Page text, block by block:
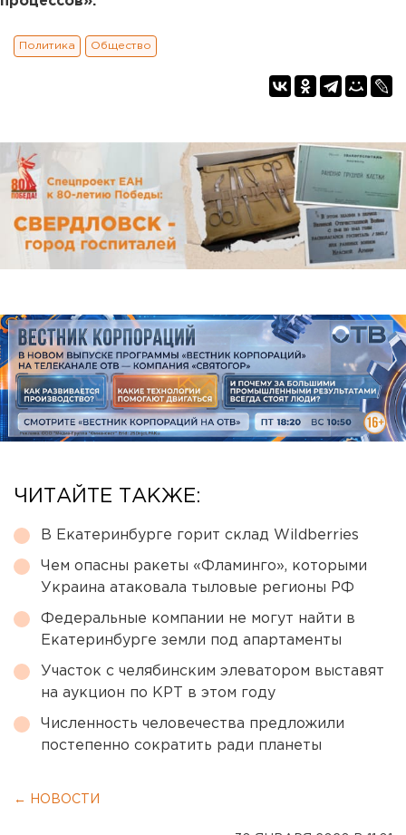
Политика Общество
ЧИТАЙТЕ ТАКЖЕ:
В Екатеринбурге горит склад Wildberries
Чем опасны ракеты «Фламинго», которыми
Украина атаковала тыловые регионы РФ
Федеральные компании не могут найти в
Екатеринбурге земли под апартаменты
Участок с челябинским элеватором выставят
на аукцион по КРТ в этом году
Численность человечества предложили
постепенно сократить ради планеты
← НОВОСТИ